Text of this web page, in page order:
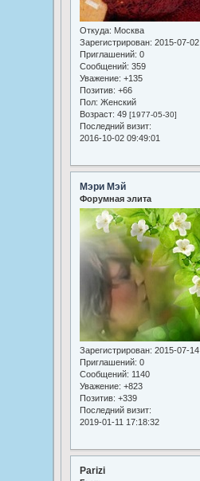
Откуда: Москва
Зарегистрирован: 2015-07-02
Приглашений: 0
Сообщений: 359
Уважение: +135
Позитив: +66
Пол: Женский
Возраст: 49 [1977-05-30]
Последний визит:
2016-10-02 09:49:01
Мэри Мэй
Форумная элита
Зарегистрирован: 2015-07-14
Приглашений: 0
Сообщений: 1140
Уважение: +823
Позитив: +339
Последний визит:
2019-01-11 17:18:32
Parizi